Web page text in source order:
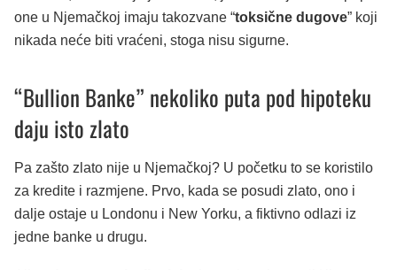
one u Njemačkoj imaju takozvane “toksične dugove” koji
nikada neće biti vraćeni, stoga nisu sigurne.
“Bullion Banke” nekoliko puta pod hipoteku
daju isto zlato
Pa zašto zlato nije u Njemačkoj? U početku to se koristilo
za kredite i razmjene. Prvo, kada se posudi zlato, ono i
dalje ostaje u Londonu i New Yorku, a fiktivno odlazi iz
jedne banke u drugu.